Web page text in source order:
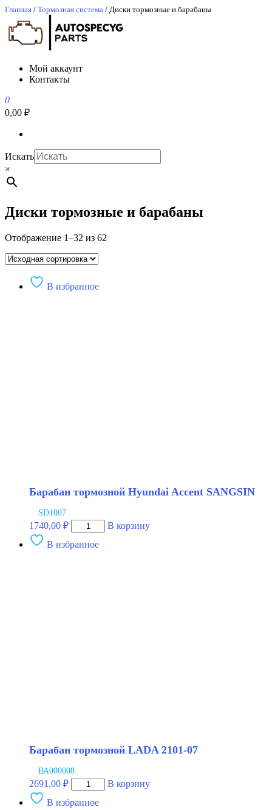
Перейти
содержимому
Главная / Тормозная система / Диски тормозные и барабаны
АвтоСпецЮг
АвтоСпецЮг автозапчасти оптом и в розницу
Мой аккаунт
Контакты
0
0,00 ₽
Искать
×
Диски тормозные и барабаны
Отображение 1–32 из 62
В избранное
Барабан тормозной Hyundai Accent SANGSIN
SD1007
1740,00 ₽
Количество
товара
Барабан
В корзину
В избранное
Барабан тормозной LADA 2101-07
ВА000008
2691,00 ₽
Количество
товара
Барабан
В корзину
В избранное